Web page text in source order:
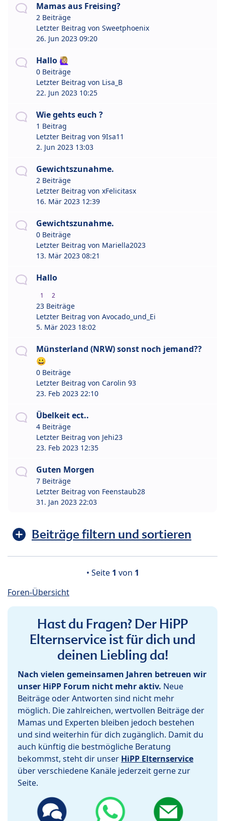
Mamas aus Freising?
2 Beiträge
Letzter Beitrag von Sweetphoenix
26. Jun 2023 09:20
Hallo 🙋🏼‍♀️
0 Beiträge
Letzter Beitrag von Lisa_B
22. Jun 2023 10:25
Wie gehts euch ?
1 Beitrag
Letzter Beitrag von 9Isa11
2. Jun 2023 13:03
Gewichtszunahme.
2 Beiträge
Letzter Beitrag von xFelicitasx
16. Mär 2023 12:39
Gewichtszunahme.
0 Beiträge
Letzter Beitrag von Mariella2023
13. Mär 2023 08:21
Hallo
1 2
23 Beiträge
Letzter Beitrag von Avocado_und_Ei
5. Mär 2023 18:02
Münsterland (NRW) sonst noch jemand??
😀
0 Beiträge
Letzter Beitrag von Carolin 93
23. Feb 2023 22:10
Übelkeit ect..
4 Beiträge
Letzter Beitrag von Jehi23
23. Feb 2023 12:35
Guten Morgen
7 Beiträge
Letzter Beitrag von Feenstaub28
31. Jan 2023 22:03
Beiträge filtern und sortieren
• Seite 1 von 1
Foren-Übersicht
Hast du Fragen? Der HiPP
Elternservice ist für dich und
deinen Liebling da!
Nach vielen gemeinsamen Jahren betreuen wir
unser HiPP Forum nicht mehr aktiv. Neue
Beiträge oder Antworten sind nicht mehr
möglich. Die zahlreichen, wertvollen Beiträge der
Mamas und Experten bleiben jedoch bestehen
und sind weiterhin für dich zugänglich. Damit du
auch künftig die bestmögliche Beratung
bekommst, steht dir unser HiPP Elternservice
über verschiedene Kanäle jederzeit gerne zur
Seite.